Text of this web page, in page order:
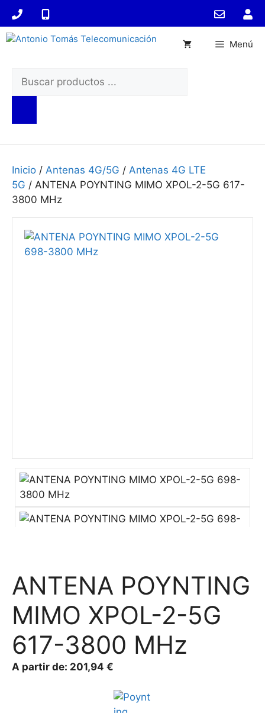
Saltar
contenido
Búsqueda
Menú
Inicio / Antenas 4G/5G / Antenas 4G LTE
5G / ANTENA POYNTING MIMO XPOL-2-5G 617-
3800 MHz
ANTENA POYNTING
MIMO XPOL-2-5G
617-3800 MHz
A partir de: 201,94 €